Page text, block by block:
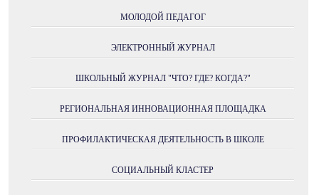
МОЛОДОЙ ПЕДАГОГ
ЭЛЕКТРОННЫЙ ЖУРНАЛ
ШКОЛЬНЫЙ ЖУРНАЛ "ЧТО? ГДЕ? КОГДА?"
РЕГИОНАЛЬНАЯ ИННОВАЦИОННАЯ ПЛОЩАДКА
ПРОФИЛАКТИЧЕСКАЯ ДЕЯТЕЛЬНОСТЬ В ШКОЛЕ
СОЦИАЛЬНЫЙ КЛАСТЕР